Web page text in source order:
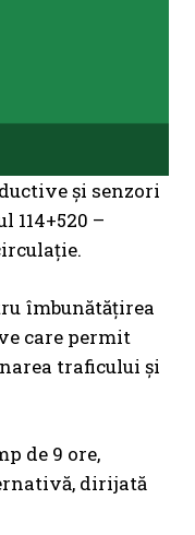
și senzori
114+520 –
îmbunătățirea
care permit
traficului și
de 9 ore,
dirijată